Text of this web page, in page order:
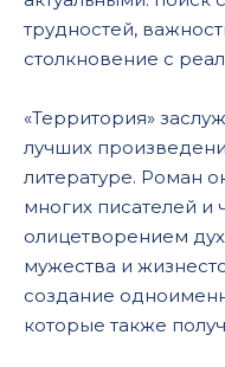
057
059
060
062
063
трудностей,
столкновение с
«Территория»
лучших
литературе. Роман
многих писателей и
олицетворением
мужества и
создание
которые также